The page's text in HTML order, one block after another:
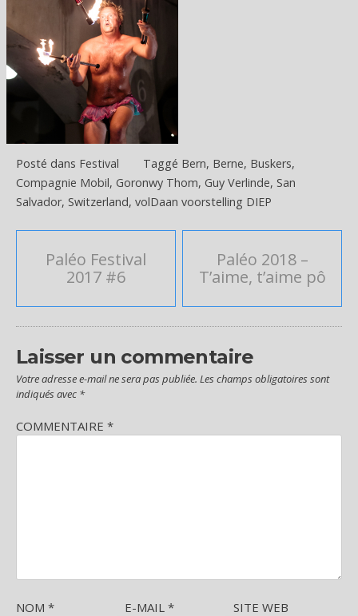
Posté dans Festival Taggé Bern, Berne, Buskers,
Compagnie Mobil, Goronwy Thom, Guy Verlinde, San
Salvador, Switzerland, volDaan voorstelling DIEP
Navigation
l’article
Paléo Festival
2017 #6
Paléo 2018 –
T’aime, t’aime pô
Laisser un commentaire
Votre adresse e-mail ne sera pas publiée. Les champs obligatoires sont
indiqués avec *
COMMENTAIRE *
NOM * E-MAIL * SITE WEB